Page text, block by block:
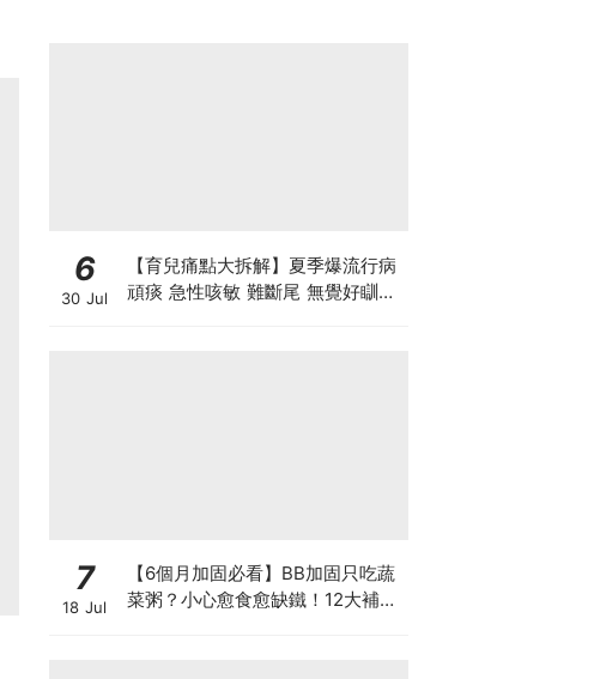
6
30 Jul
【育兒痛點大拆解】夏季爆流行病
頑痰 急性咳敏 難斷尾 無覺好瞓？
7
18 Jul
【6個月加固必看】BB加固只吃蔬
菜粥？小心愈食愈缺鐵！12大補鐵